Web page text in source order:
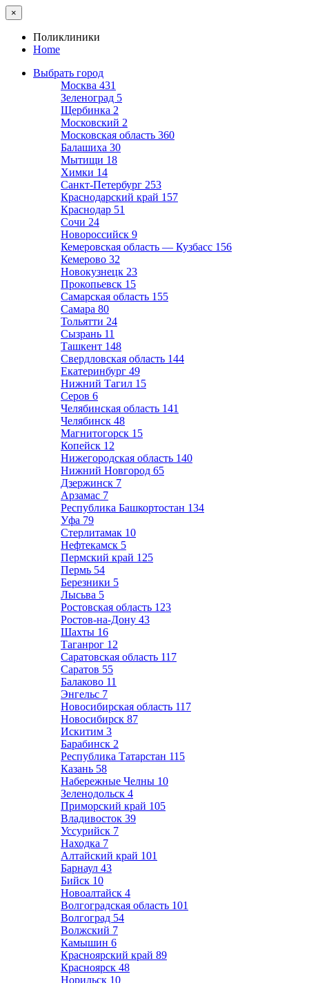
×
Поликлиники
Home
Выбрать город
Москва 431
Зеленоград 5
Щербинка 2
Московский 2
Московская область 360
Балашиха 30
Мытищи 18
Химки 14
Санкт-Петербург 253
Краснодарский край 157
Краснодар 51
Сочи 24
Новороссийск 9
Кемеровская область — Кузбасс 156
Кемерово 32
Новокузнецк 23
Прокопьевск 15
Самарская область 155
Самара 80
Тольятти 24
Сызрань 11
Ташкент 148
Свердловская область 144
Екатеринбург 49
Нижний Тагил 15
Серов 6
Челябинская область 141
Челябинск 48
Магнитогорск 15
Копейск 12
Нижегородская область 140
Нижний Новгород 65
Дзержинск 7
Арзамас 7
Республика Башкортостан 134
Уфа 79
Стерлитамак 10
Нефтекамск 5
Пермский край 125
Пермь 54
Березники 5
Лысьва 5
Ростовская область 123
Ростов-на-Дону 43
Шахты 16
Таганрог 12
Саратовская область 117
Саратов 55
Балаково 11
Энгельс 7
Новосибирская область 117
Новосибирск 87
Искитим 3
Барабинск 2
Республика Татарстан 115
Казань 58
Набережные Челны 10
Зеленодольск 4
Приморский край 105
Владивосток 39
Уссурийск 7
Находка 7
Алтайский край 101
Барнаул 43
Бийск 10
Новоалтайск 4
Волгоградская область 101
Волгоград 54
Волжский 7
Камышин 6
Красноярский край 89
Красноярск 48
Норильск 10